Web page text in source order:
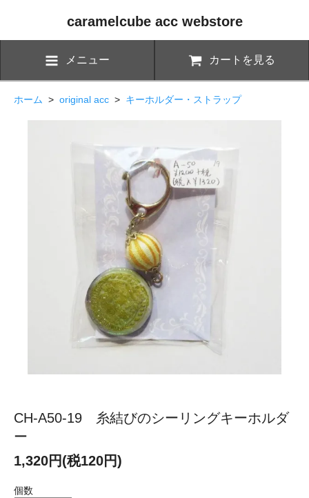
caramelcube acc webstore
メニュー カートを見る
ホーム > original acc > キーホルダー・ストラップ
CH-A50-19 糸結びのシーリングキーホルダ
ー
1,320円(税120円)
個数